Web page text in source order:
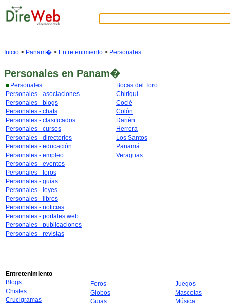
Inicio > Panam� > Entretenimiento > Personales
Personales en Panam�
Personales
Personales - asociaciones
Personales - blogs
Personales - chats
Personales - clasificados
Personales - cursos
Personales - directorios
Personales - educación
Personales - empleo
Personales - eventos
Personales - foros
Personales - guías
Personales - leyes
Personales - libros
Personales - noticias
Personales - portales web
Personales - publicaciones
Personales - revistas
Bocas del Toro
Chiriquí
Coclé
Colón
Darién
Herrera
Los Santos
Panamá
Veraguas
Entretenimiento
Blogs
Chistes
Crucigramas
Foros
Globos
Guias
Juegos
Mascotas
Música